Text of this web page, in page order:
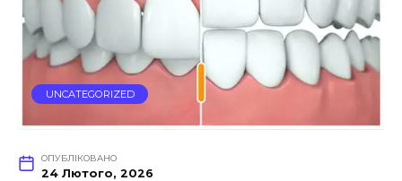
UNCATEGORIZED
ОПУБЛІКОВАНО
24 Лютого, 2026